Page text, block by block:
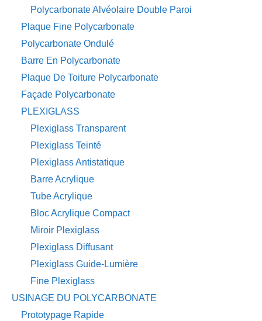
Polycarbonate Alvéolaire Double Paroi
Plaque Fine Polycarbonate
Polycarbonate Ondulé
Barre En Polycarbonate
Plaque De Toiture Polycarbonate
Façade Polycarbonate
PLEXIGLASS
Plexiglass Transparent
Plexiglass Teinté
Plexiglass Antistatique
Barre Acrylique
Tube Acrylique
Bloc Acrylique Compact
Miroir Plexiglass
Plexiglass Diffusant
Plexiglass Guide-Lumière
Fine Plexiglass
USINAGE DU POLYCARBONATE
Prototypage Rapide